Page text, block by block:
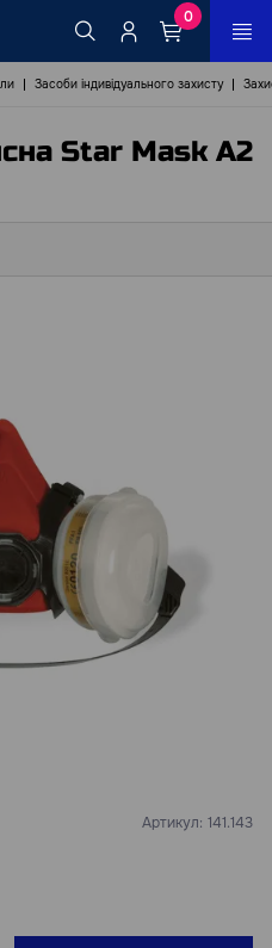
0
Засоби індивідуального захисту
Star Mask A2
Артикул: 141.143